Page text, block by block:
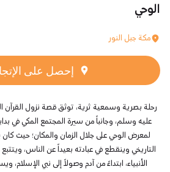
الوحي
مكة جبل النور
إحصل على
رحلة بصرية وسمعية ثرية، توثق قصة نزول القرآن
عليه وسلم، وجانباً من سيرة المجتمع المكي في
لمعرض الوحي على جلال الزمان والمكان؛ حيث
التاريخي وينقطع في عبادته بعيداً عن الناس،
الأنبياء، ابتداءً من آدم وصولاً إلى نبي